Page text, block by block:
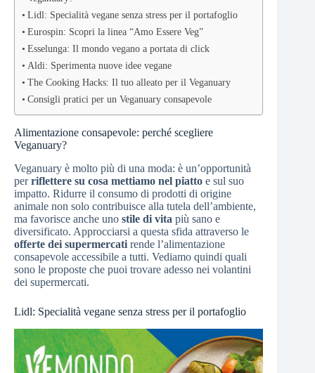
Lidl: Specialità vegane senza stress per il portafoglio
Eurospin: Scopri la linea “Amo Essere Veg”
Esselunga: Il mondo vegano a portata di click
Aldi: Sperimenta nuove idee vegane
The Cooking Hacks: Il tuo alleato per il Veganuary
Consigli pratici per un Veganuary consapevole
Alimentazione consapevole: perché scegliere
Veganuary?
Veganuary è molto più di una moda: è un’opportunità
perriflettere su cosa mettiamo nel piatto e sul suo
impatto. Ridurre il consumo di prodotti di origine
animale non solo contribuisce alla tutela dell’ambiente,
ma favorisce anche uno stile di vita più sano e
diversificato. Approcciarsi a questa sfida attraverso le
offerte dei supermercati rende l’alimentazione
consapevole accessibile a tutti. Vediamo quindi quali
sono le proposte che puoi trovare adesso nei volantini
dei supermercati.
Lidl: Specialità vegane senza stress per il portafoglio